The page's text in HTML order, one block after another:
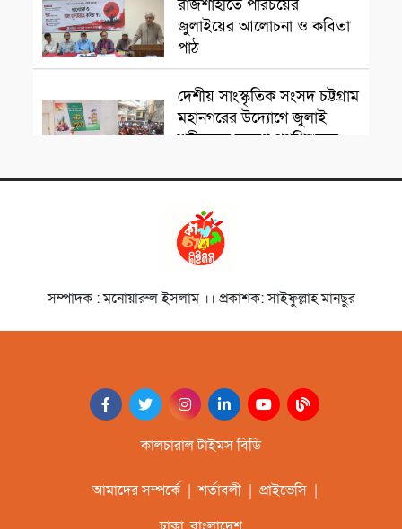
রাজশাহীতে পরিচয়ের
জুলাইয়ের আলোচনা ও কবিতা
পাঠ
দেশীয় সাংস্কৃতিক সংসদ চট্টগ্রাম
মহানগরের উদ্যোগে জুলাই
শহীদদের স্মরণে পথশিশুদের
নাট্যকার ডা. আবু হেনা আবিদ
জাফর স্মরণে আলোচনা সভা ও
দোয়া মাহফিল
‘বিদ্রোহের স্বরলিপি’নজরুল
জয়ন্তী উৎসব অনুষ্ঠিত
বাংলার মৃত্তিকার কবি আল
মুজাহিদী স্মরণসভা অনুষ্ঠিত
সম্পাদক : মনোয়ারুল ইসলাম ।। প্রকাশক: সাইফুল্লাহ মানছুর
কালচারাল টাইমস বিডি
আমাদের সম্পর্কে | শর্তাবলী | প্রাইভেসি |